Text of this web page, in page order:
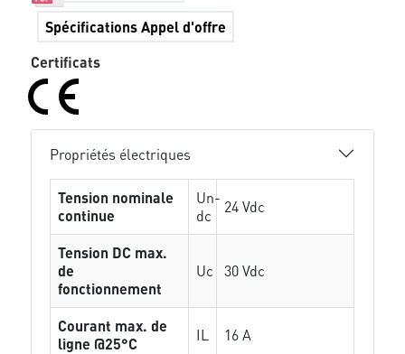
Spécifications Appel d'offre
Certificats
Propriétés électriques
Tension nominale
continue
Un-
dc
24 Vdc
Tension DC max.
de
fonctionnement
Uc 30 Vdc
Courant max. de
ligne @25°C
IL 16 A